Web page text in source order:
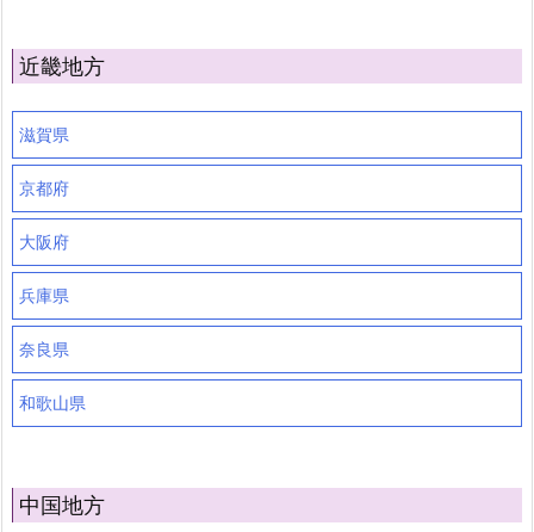
近畿地方
滋賀県
京都府
大阪府
兵庫県
奈良県
和歌山県
中国地方